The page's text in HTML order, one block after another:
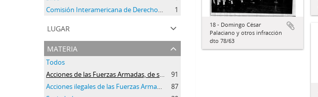
Comisión Interamericana de Derechos Humanos
1
lugar
materia
Todos
Acciones de las Fuerzas Armadas, de seguridad y paramilitares
91
Acciones ilegales de las Fuerzas Armadas, de Seguridad y paramilitares
87
18 - Domingo César
Palaciano y otros infracción
dto 78/63